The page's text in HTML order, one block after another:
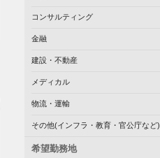
コンサルティング
金融
建設・不動産
メディカル
物流・運輸
その他(インフラ・教育・官公庁など)
希望勤務地